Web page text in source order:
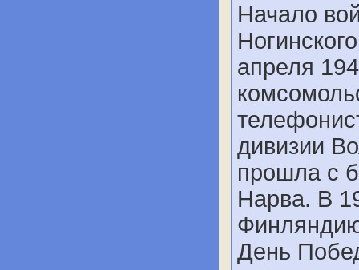
Начало
апреля
дивизии
прошла с
Нарва. В
День